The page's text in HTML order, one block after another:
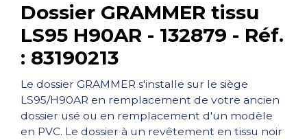
Dossier GRAMMER tissu
LS95 H90AR - 132879 - Réf.
: 83190213
Le dossier GRAMMER s'installe sur le siège
LS95/H90AR en remplacement de votre ancien
dossier usé ou en remplacement d'un modèle
en PVC. Le dossier à un revêtement en tissu noir